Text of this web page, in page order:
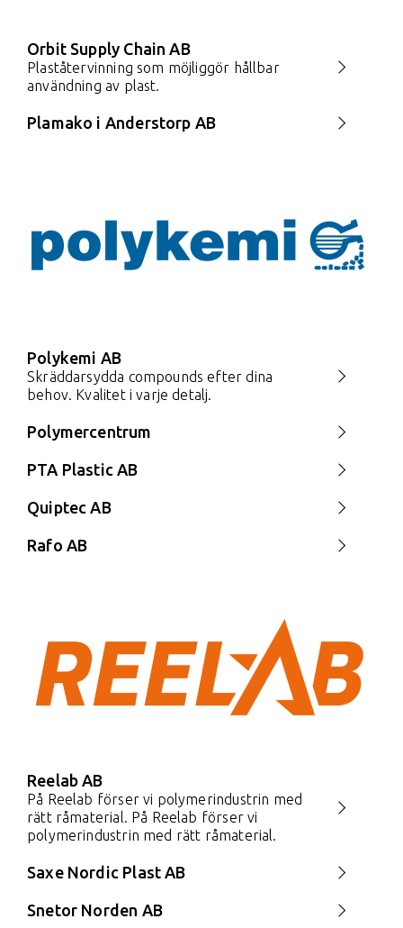
Orbit Supply Chain AB
Plaståtervinning som möjliggör hållbar
användning av plast.
Plamako i Anderstorp AB
Polykemi AB
Skräddarsydda compounds efter dina
behov. Kvalitet i varje detalj.
Polymercentrum
PTA Plastic AB
Quiptec AB
Rafo AB
Reelab AB
På Reelab förser vi polymerindustrin med
rätt råmaterial. På Reelab förser vi
polymerindustrin med rätt råmaterial.
Saxe Nordic Plast AB
Snetor Norden AB